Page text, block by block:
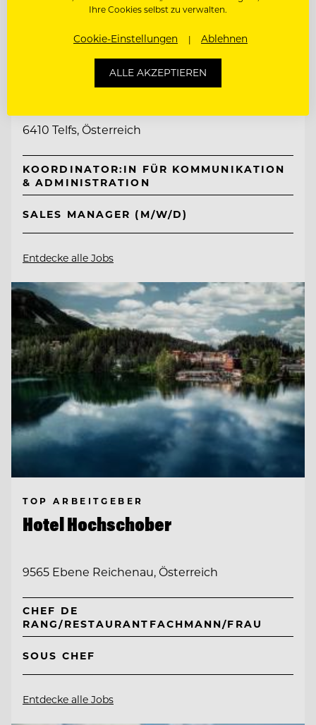
TOP ARBEITGEBER
Interalpen-Hotel Tyrol
6410 Telfs, Österreich
KOORDINATOR:IN FÜR KOMMUNIKATION
& ADMINISTRATION
SALES MANAGER (M/W/D)
Entdecke alle Jobs
TOP ARBEITGEBER
Hotel Hochschober
9565 Ebene Reichenau, Österreich
CHEF DE
RANG/RESTAURANTFACHMANN/FRAU
SOUS CHEF
Entdecke alle Jobs
Ihre Cookies selbst zu verwalten.
Cookie-Einstellungen Ablehnen
ALLE AKZEPTIEREN